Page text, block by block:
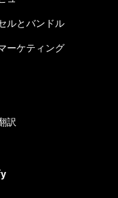
ルとバンドル
ーケティング
訳